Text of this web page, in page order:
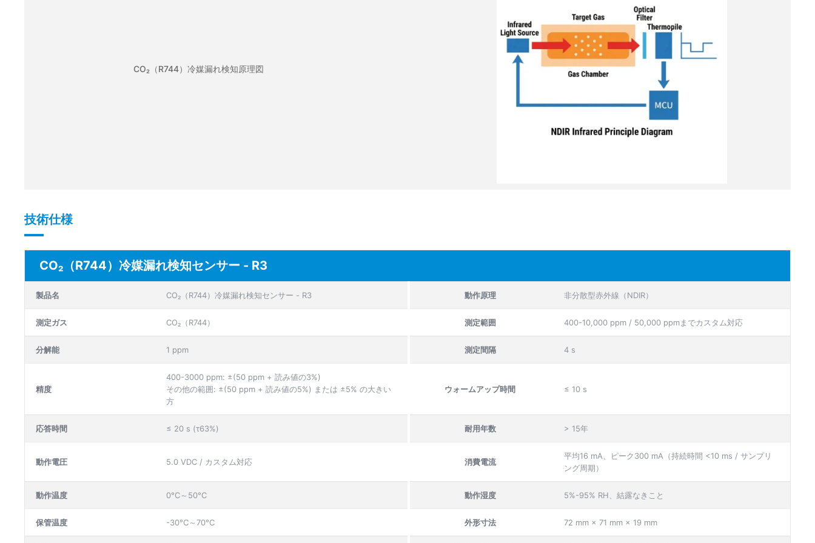
CO₂（R744）冷媒漏れ検知原理図
技術仕様
CO₂（R744）冷媒漏れ検知センサー - R3
製品名 CO₂（R744）冷媒漏れ検知センサー - R3 動作原理 非分散型赤外線（NDIR）
測定ガス CO₂（R744） 測定範囲 400-10,000 ppm / 50,000 ppmまでカスタム対応
分解能 1 ppm 測定間隔 4 s
精度
400-3000 ppm: ±(50 ppm + 読み値の3%)
その他の範囲: ±(50 ppm + 読み値の5%) または ±5% の大きい
方
ウォームアップ時間 ≤ 10 s
応答時間 ≤ 20 s (τ63%) 耐用年数 > 15年
動作電圧 5.0 VDC / カスタム対応 消費電流
平均16 mA、ピーク300 mA（持続時間 <10 ms / サンプリ
ング周期）
動作温度 0°C～50°C 動作湿度 5%-95% RH、結露なきこと
保管温度 -30°C～70°C 外形寸法 72 mm × 71 mm × 19 mm